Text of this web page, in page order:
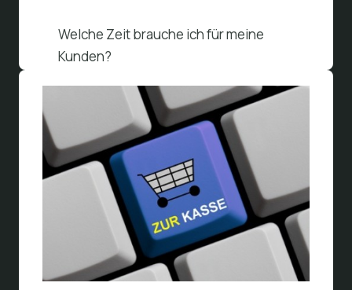
Welche Zeit brauche ich für meine
Kunden?
Beitrag lesen